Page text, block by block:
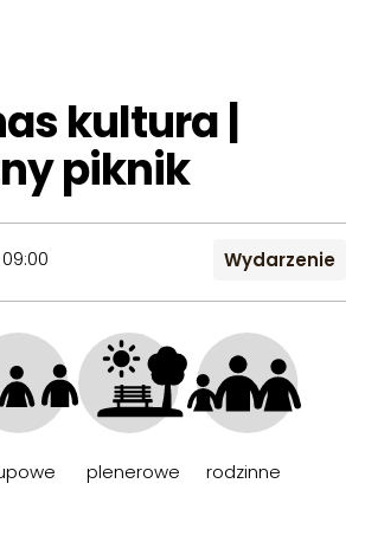
kultura |
piknik
09:00 Wydarzenie
plenerowe rodzinne